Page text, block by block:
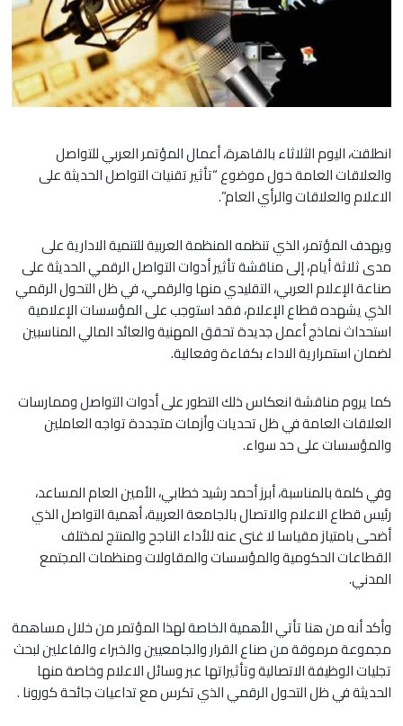
انطلقت، اليوم الثلاثاء بالقاهرة، أعمال المؤتمر العربي للتواصل
والعلاقات العامة حول موضوع “تأثير تقنيات التواصل الحديثة على
الاعلام والعلاقات والرأي العام”.
ويهدف المؤتمر، الذي تنظمه المنظمة العربية للتنمية الادارية على
مدى ثلاثة أيام، إلى مناقشة تأثير أدوات التواصل الرقمي الحديثة على
صناعة الإعلام العربي، التقليدي منها والرقمي، في ظل التحول الرقمي
الذي يشهده قطاع الإعلام، فقد استوجب على المؤسسات الإعلامية
استحداث نماذج أعمل جديدة تحقق المهنية والعائد المالي المناسبين
لضمان استمرارية الاداء بكفاءة وفعالية.
كما يروم مناقشة انعكاس ذلك التطور على أدوات التواصل وممارسات
العلاقات العامة في ظل تحديات وأزمات متجددة تواجه العاملين
والمؤسسات على حد سواء.
وفي كلمة بالمناسبة، أبرز أحمد رشيد خطابي، الأمين العام المساعد،
رئيس قطاع الاعلام والاتصال بالجامعة العربية، أهمية التواصل الذي
أضحى بامتياز مقياسا لا غنى عنه للأداء الناجح والمنتج لمختلف
القطاعات الحكومية والمؤسسات والمقاولات ومنظمات المجتمع
المدني.
وأكد أنه من هنا تأتي الأهمية الخاصة لهذا المؤتمر من خلال مساهمة
مجموعة مرموقة من صناع القرار والجامعيين والخبراء والفاعلين لبحث
تجليات الوظيفة الاتصالية وتأثيراتها عبر وسائل الاعلام وخاصة منها
الحديثة في ظل التحول الرقمي الذي تكرس مع تداعيات جائحة كورونا .